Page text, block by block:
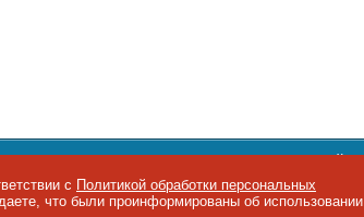
и порядке использования материалов сайта
с Политикой обработки персональных
что были проинформированы об использовании